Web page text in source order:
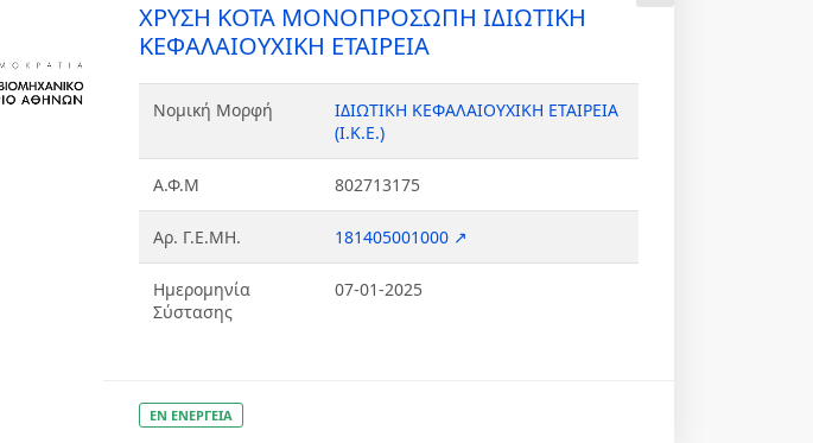
ΧΡΥΣΗ ΚΟΤΑ ΜΟΝΟΠΡΟΣΩΠΗ ΙΔΙΩΤΙΚΗ
ΚΕΦΑΛΑΙΟΥΧΙΚΗ ΕΤΑΙΡΕΙΑ
Νομική Μορφή
ΙΔΙΩΤΙΚΗ ΚΕΦΑΛΑΙΟΥΧΙΚΗ ΕΤΑΙΡΕΙΑ
(Ι.Κ.Ε.)
Α.Φ.Μ 802713175
Αρ. Γ.Ε.ΜΗ. 181405001000 ↗
Ημερομηνία
Σύστασης
07-01-2025
ΕΝ ΕΝΕΡΓΕΙΑ